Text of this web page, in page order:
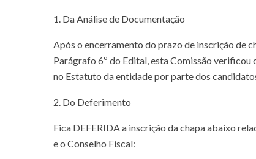
1. Da Análise de Documentação
Após o encerramento do prazo de inscrição de
Parágrafo 6º do Edital, esta Comissão
no Estatuto da entidade por parte dos
2. Do Deferimento
Fica DEFERIDA a inscrição da chapa abaixo
e o Conselho Fiscal: